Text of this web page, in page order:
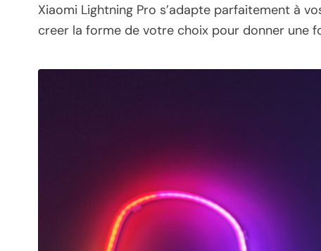
Xiaomi Lightning Pro s’adapte parfaitement à
creer la forme de votre choix pour donner une